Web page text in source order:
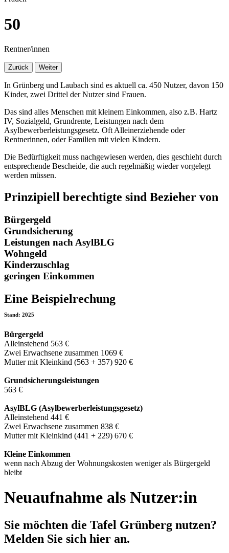
50
Rentner/innen
Zurück Weiter
In Grünberg und Laubach sind es aktuell ca. 450 Nutzer, davon 150
Kinder, zwei Drittel der Nutzer sind Frauen.
Das sind alles Menschen mit kleinem Einkommen, also z.B. Hartz
IV, Sozialgeld, Grundrente, Leistungen nach dem
Asylbewerberleistungsgesetz. Oft Alleinerziehende oder
Rentnerinnen, oder Familien mit vielen Kindern.
Die Bedürftigkeit muss nachgewiesen werden, dies geschieht durch
entsprechende Bescheide, die auch regelmäßig wieder vorgelegt
werden müssen.
Prinzipiell berechtigte sind Bezieher von
Bürgergeld
Grundsicherung
Leistungen nach AsylBLG
Wohngeld
Kinderzuschlag
geringen Einkommen
Eine Beispielrechung
Stand: 2025
Bürgergeld
Alleinstehend 563 €
Zwei Erwachsene zusammen 1069 €
Mutter mit Kleinkind (563 + 357) 920 €
Grundsicherungsleistungen
563 €
AsylBLG (Asylbewerberleistungsgesetz)
Alleinstehend 441 €
Zwei Erwachsene zusammen 838 €
Mutter mit Kleinkind (441 + 229) 670 €
Kleine Einkommen
wenn nach Abzug der Wohnungskosten weniger als Bürgergeld
bleibt
Neuaufnahme als Nutzer:in
Sie möchten die Tafel Grünberg nutzen?
Melden Sie sich hier an.